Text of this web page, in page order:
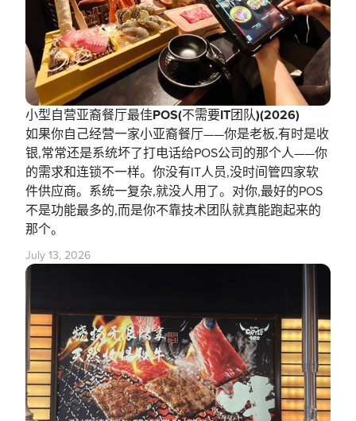
小型自营亚裔餐厅最佳POS(不需要IT团队)(2026)
如果你自己经营一家小亚裔餐厅——你是老板,有时是收
银,常常还是系统坏了打电话给POS公司的那个人——你
的需求和连锁不一样。你没有IT人员,没时间管四家软
件供应商。系统一复杂,就没人用了。对你,最好的POS
不是功能最多的,而是你不靠技术团队就真能跑起来的
那个。
July 13, 2026